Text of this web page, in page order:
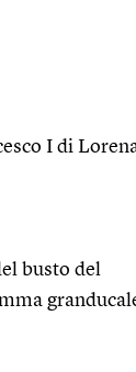
I di
busto del